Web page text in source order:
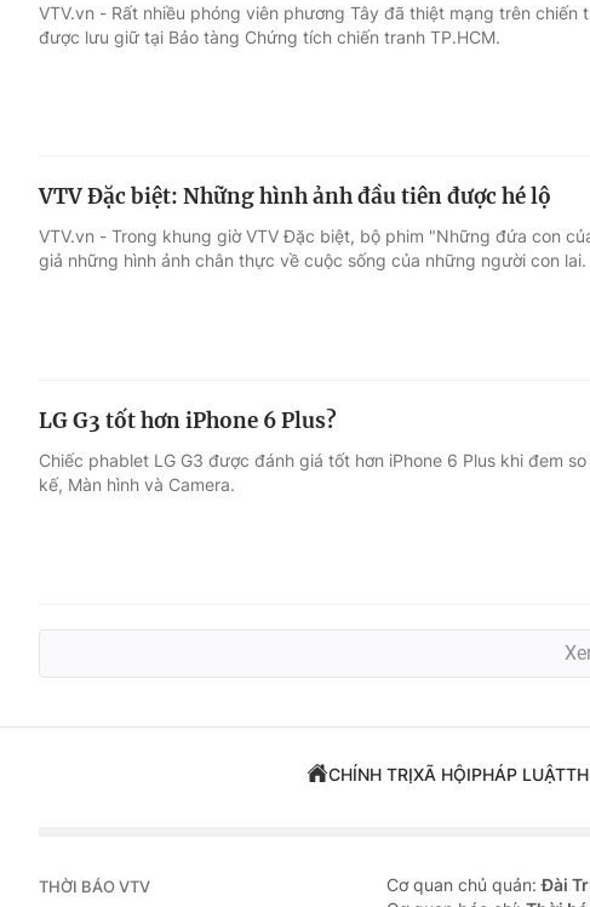
VTV.vn - Rất nhiều phóng viên phương Tây đã thiệt mạng trên chiến
được lưu giữ tại Bảo tàng Chứng tích chiến tranh TP.HCM.
VTV Đặc biệt: Những hình ảnh đầu tiên được hé lộ
VTV.vn - Trong khung giờ VTV Đặc biệt, bộ phim "Những đứa con
giả những hình ảnh chân thực về cuộc sống của những người con lai.
LG G3 tốt hơn iPhone 6 Plus?
Chiếc phablet LG G3 được đánh giá tốt hơn iPhone 6 Plus khi đem
kế, Màn hình và Camera.
CHÍNH TRỊXÃ HỘIPHÁP LUẬT
THỜI BÁO VTV Cơ quan chủ quản:Đài